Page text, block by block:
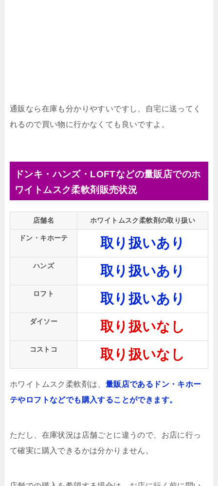
通販なら在庫も分かりやすいですし、自宅に送ってく
れるので買い物に行かなくても良いですよ。
ドンキ・ハンズ・LOFTなどの量販店でのホ
ワイトムスク柔軟剤販売状況
店舗名 ホワイトムスク柔軟剤の取り扱い
ドン・キホーテ 取り扱いあり
ハンズ 取り扱いあり
ロフト 取り扱いあり
ダイソー 取り扱いなし
コストコ 取り扱いなし
ホワイトムスク柔軟剤は、 量販店であるドン・キホー
テやロフトなどでも購入することができます。
ただし、在庫状況は店舗ごとに違うので、お店に行っ
て確実に購入できるかは分かりません。